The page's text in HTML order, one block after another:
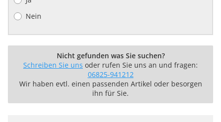
Nein
Nicht gefunden was Sie suchen?
Schreiben Sie uns oder rufen Sie uns an und fragen:
06825-941212
Wir haben evtl. einen passenden Artikel oder besorgen
ihn für Sie.